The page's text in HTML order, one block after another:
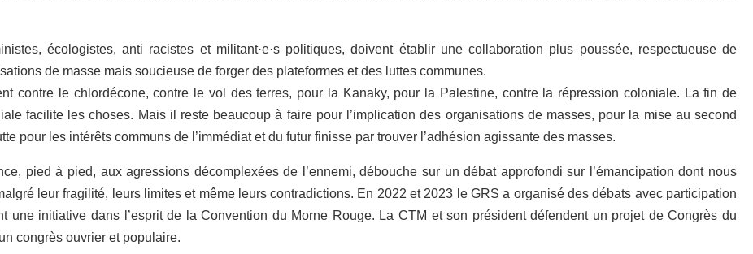
écologistes, anti racistes et militant·e·spolitiques, doivent établir une collaboration plus poussée, respectueuse de
de masse mais soucieuse de forger des plateformes et des luttes communes.
contre le chlordécone, contre le vol des terres, pour la Kanaky, pour la Palestine, contre la répression coloniale. La fin de
facilite les choses. Mais il reste beaucoup à faire pour l ’implication des organisations de masses, pour la mise au second
pour les intérêts communs de l ’immédiat et du futur finisse par trouver l’adhésion agissante des masses.
, pied à pied, aux agressions décomplexéesde l’ennemi, débouche sur un débat approfondi sur l’émancipation dont nous
leur fragilité, leurs limites et même leurs contradictions. En 2022 et 2023 le GRS a organisé des débats avec participation
une initiative dans l’esprit de la Convention du Morne Rouge. La CTM et son président défendent un projet de Congrès du
congrès ouvrier et populaire.